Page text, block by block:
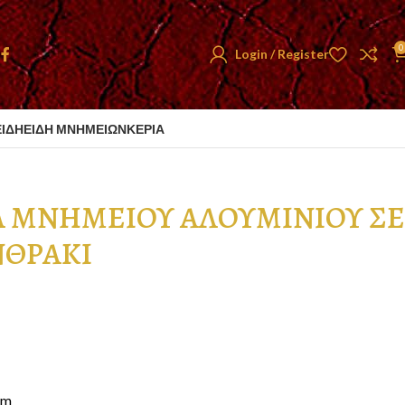
Login / Register 0
ΕΙΔΗ ΜΝΗΜΕΙΩΝΚΕΡΙΑ
ΑΝΘΡΑΚΙ
ΜΝΗΜΕΙΟΥ ΑΛΟΥΜΙΝΙΟΥ ΣΕ